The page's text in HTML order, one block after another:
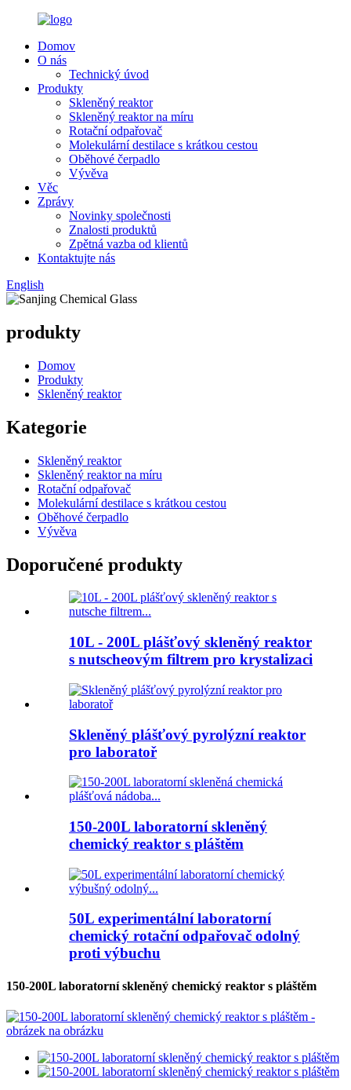
Domov
O nás
Technický úvod
Produkty
Skleněný reaktor
Skleněný reaktor na míru
Rotační odpařovač
Molekulární destilace s krátkou cestou
Oběhové čerpadlo
Vývěva
Věc
Zprávy
Novinky společnosti
Znalosti produktů
Zpětná vazba od klientů
Kontaktujte nás
English
produkty
Domov
Produkty
Skleněný reaktor
Kategorie
Skleněný reaktor
Skleněný reaktor na míru
Rotační odpařovač
Molekulární destilace s krátkou cestou
Oběhové čerpadlo
Vývěva
Doporučené produkty
10L - 200L plášťový skleněný reaktor
s nutscheovým filtrem pro krystalizaci
Skleněný plášťový pyrolýzní reaktor
pro laboratoř
150-200L laboratorní skleněný
chemický reaktor s pláštěm
50L experimentální laboratorní
chemický rotační odpařovač odolný
proti výbuchu
150-200L laboratorní skleněný chemický reaktor s pláštěm